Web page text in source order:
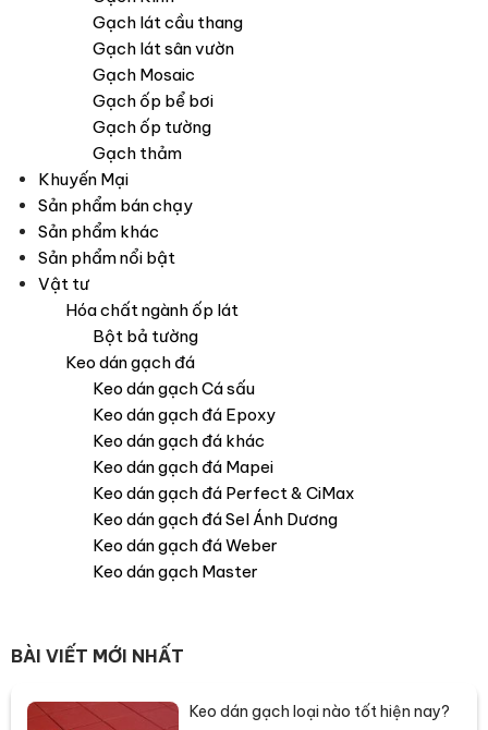
Gạch lát cầu thang
Gạch lát sân vườn
Gạch Mosaic
Gạch ốp bể bơi
Gạch ốp tường
Gạch thảm
Khuyến Mại
Sản phẩm bán chạy
Sản phẩm khác
Sản phẩm nổi bật
Vật tư
Hóa chất ngành ốp lát
Bột bả tường
Keo dán gạch đá
Keo dán gạch Cá sấu
Keo dán gạch đá Epoxy
Keo dán gạch đá khác
Keo dán gạch đá Mapei
Keo dán gạch đá Perfect & CiMax
Keo dán gạch đá Sel Ánh Dương
Keo dán gạch đá Weber
Keo dán gạch Master
BÀI VIẾT MỚI NHẤT
Keo dán gạch loại nào tốt hiện nay?